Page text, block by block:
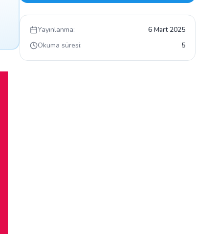
Yayınlanma:
6 Mart 2025
Okuma süresi:
5